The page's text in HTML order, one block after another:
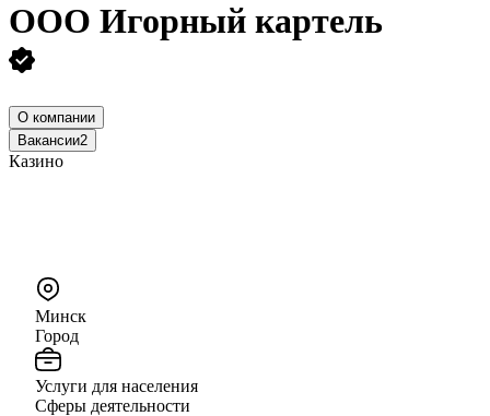
ООО Игорный картель
О компании
Вакансии2
Казино
Минск
Город
Услуги для населения
Сферы деятельности